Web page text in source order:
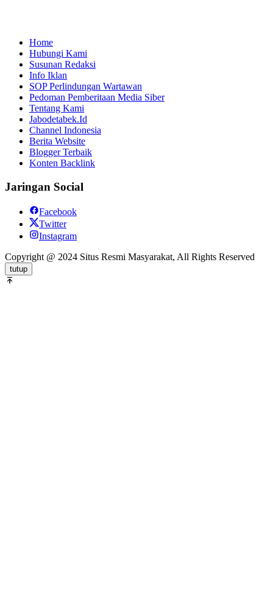
Home
Hubungi Kami
Susunan Redaksi
Info Iklan
SOP Perlindungan Wartawan
Pedoman Pemberitaan Media Siber
Tentang Kami
Jabodetabek.Id
Channel Indonesia
Berita Website
Blogger Terbaik
Konten Backlink
Jaringan Social
Facebook
Twitter
Instagram
Copyright @ 2024 Situs Resmi Masyarakat, All Rights Reserved
tutup